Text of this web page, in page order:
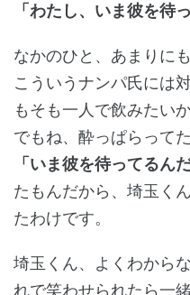
「わたし、いま彼を待
なかのひと、あまりに
こういうナンパ氏には
もそも一人で飲みたい
でもね、酔っぱらって
「いま彼を待ってるん
たもんだから、埼玉く
たわけです。
埼玉くん、よくわから
れで笑わせられたら一